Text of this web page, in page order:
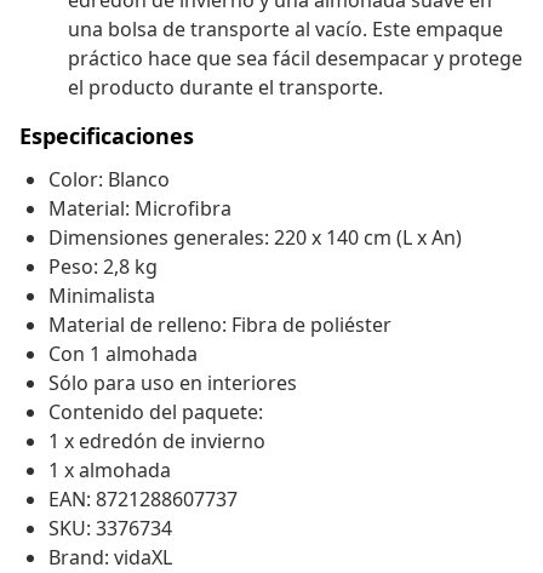
una bolsa de transporte al vacío. Este empaque
práctico hace que sea fácil desempacar y protege
el producto durante el transporte.
Especificaciones
Color: Blanco
Material: Microfibra
Dimensiones generales: 220 x 140 cm (L x An)
Peso: 2,8 kg
Minimalista
Material de relleno: Fibra de poliéster
Con 1 almohada
Sólo para uso en interiores
Contenido del paquete:
1 x edredón de invierno
1 x almohada
EAN: 8721288607737
SKU: 3376734
Brand: vidaXL